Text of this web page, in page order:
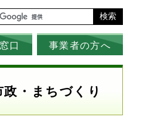
検索
口 事業者の方へ
政・まちづくり